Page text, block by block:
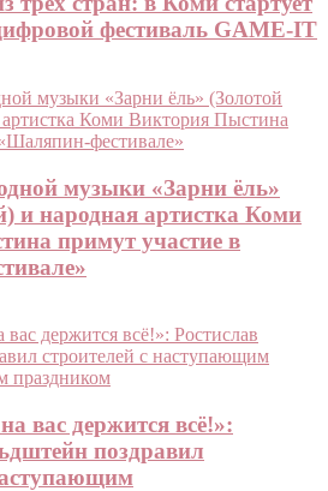
фестиваль GAME-IT
музыки «Зарни ёль»
и народная артистка Коми
примут участие в
вас держится всё!»:
поздравил